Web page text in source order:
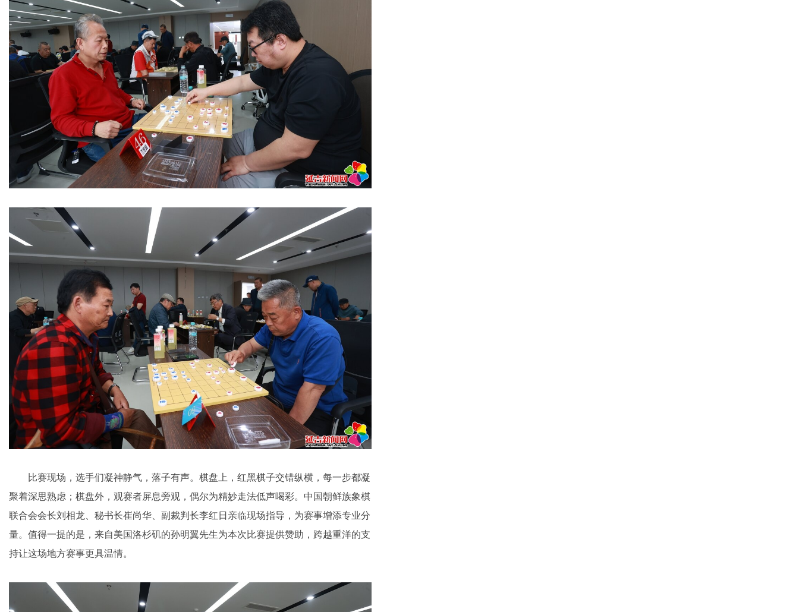
比赛现场，选手们凝神静气，落子有声。棋盘上，红黑棋子交错纵横，每一步都凝
聚着深思熟虑；棋盘外，观赛者屏息旁观，偶尔为精妙走法低声喝彩。中国朝鲜族象棋
联合会会长刘相龙、秘书长崔尚华、副裁判长李红日亲临现场指导，为赛事增添专业分
量。值得一提的是，来自美国洛杉矶的孙明翼先生为本次比赛提供赞助，跨越重洋的支
持让这场地方赛事更具温情。